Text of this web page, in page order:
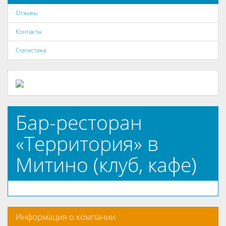
Отзывы
Контакты
Статистика
Бар-ресторан
«Территория» в
Митино (клуб, кафе)
Информация о компании